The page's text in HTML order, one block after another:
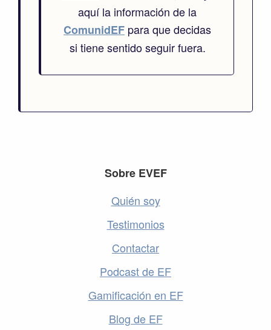
aquí la información de la
ComunidEF para que decidas
si tiene sentido seguir fuera.
Sobre EVEF
Quién soy
Testimonios
Contactar
Podcast de EF
Gamificación en EF
Blog de EF